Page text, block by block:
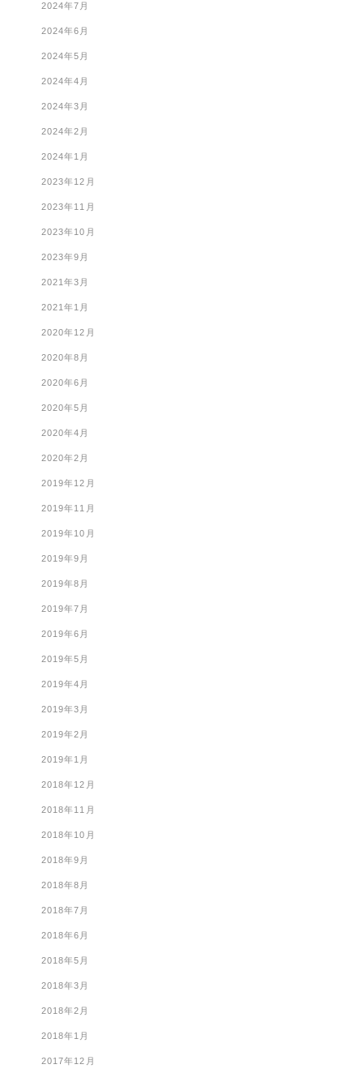
2024年7月
2024年6月
2024年5月
2024年4月
2024年3月
2024年2月
2024年1月
2023年12月
2023年11月
2023年10月
2023年9月
2021年3月
2021年1月
2020年12月
2020年8月
2020年6月
2020年5月
2020年4月
2020年2月
2019年12月
2019年11月
2019年10月
2019年9月
2019年8月
2019年7月
2019年6月
2019年5月
2019年4月
2019年3月
2019年2月
2019年1月
2018年12月
2018年11月
2018年10月
2018年9月
2018年8月
2018年7月
2018年6月
2018年5月
2018年3月
2018年2月
2018年1月
2017年12月